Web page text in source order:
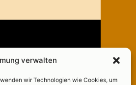
verwalten
wir Technologien wie Cookies, um